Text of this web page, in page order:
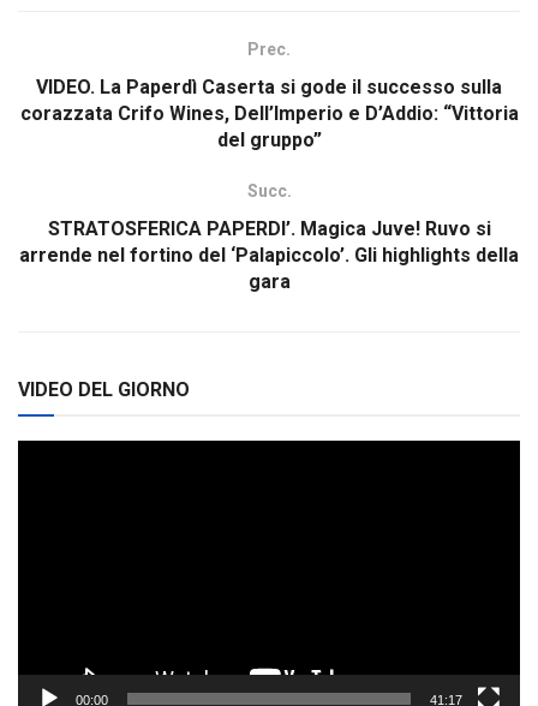
Prec.
VIDEO. La Paperdì Caserta si gode il successo sulla
corazzata Crifo Wines, Dell’Imperio e D’Addio: “Vittoria
del gruppo”
Succ.
STRATOSFERICA PAPERDI’. Magica Juve! Ruvo si
arrende nel fortino del ‘Palapiccolo’. Gli highlights della
gara
VIDEO DEL GIORNO
00:00 41:17